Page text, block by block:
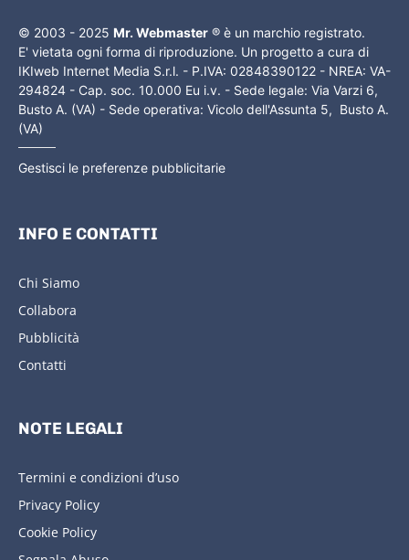
© 2003 - 2025 Mr. Webmaster ® è un marchio registrato.
E' vietata ogni forma di riproduzione. Un progetto a cura di
IKIweb Internet Media S.r.l. - P.IVA: 02848390122 - NREA: VA-
294824 - Cap. soc. 10.000 Eu i.v. - Sede legale: Via Varzi 6,
Busto A. (VA) - Sede operativa: Vicolo dell'Assunta 5, Busto A.
(VA)
Gestisci le preferenze pubblicitarie
INFO E CONTATTI
Chi Siamo
Collabora
Pubblicità
Contatti
NOTE LEGALI
Termini e condizioni d’uso
Privacy Policy
Cookie Policy